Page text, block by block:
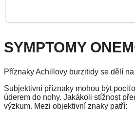
SYMPTOMY
Příznaky Achillovy burzitidy se dělí
Subjektivní příznaky mohou být
úderem do nohy. Jakákoli stížnost
výzkum. Mezi objektivní znaky patří: